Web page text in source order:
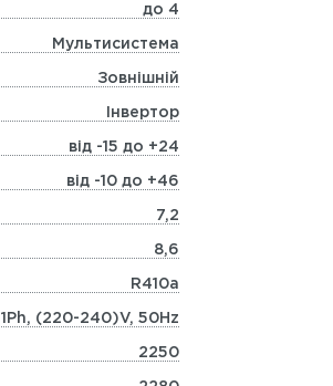
до 4
Мультисистема
Зовнішній
Інвертор
від -15 до +24
від -10 до +46
7,2
8,6
R410а
1Ph, (220-240)V, 50Hz
2250